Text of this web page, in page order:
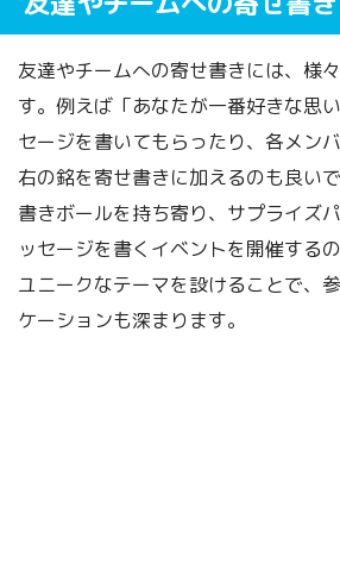
友達やチームへの寄せ書きには、様
す。例えば「あなたが一番好きな思
セージを書いてもらったり、各メン
右の銘を寄せ書きに加えるのも良い
書きボールを持ち寄り、サプライズ
ッセージを書くイベントを開催する
ユニークなテーマを設けることで、
ケーションも深まります。